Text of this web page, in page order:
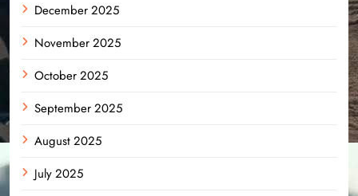
December 2025
November 2025
October 2025
September 2025
August 2025
July 2025